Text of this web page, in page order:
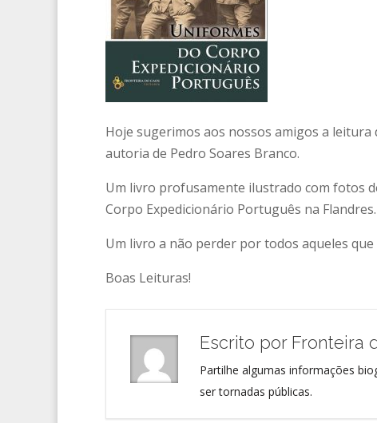
Hoje sugerimos aos nossos amigos a
autoria de Pedro Soares Branco.
Um livro profusamente ilustrado com fotos
Corpo Expedicionário Português na Flandres.
Um livro a não perder por todos aqueles
Boas Leituras!
Escrito por Fronteira
Partilhe algumas informações
ser tornadas públicas.